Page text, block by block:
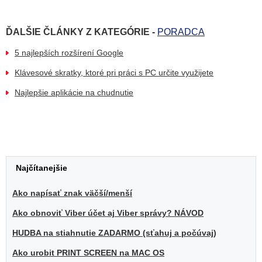
ĎALŠIE ČLÁNKY Z KATEGÓRIE - PORADCA
5 najlepších rozšírení Google
Klávesové skratky, ktoré pri práci s PC určite využijete
Najlepšie aplikácie na chudnutie
Najčítanejšie
Ako napísať znak väčší/menší
Ako obnoviť Viber účet aj Viber správy? NÁVOD
HUDBA na stiahnutie ZADARMO (sťahuj a počúvaj)
Ako urobit PRINT SCREEN na MAC OS